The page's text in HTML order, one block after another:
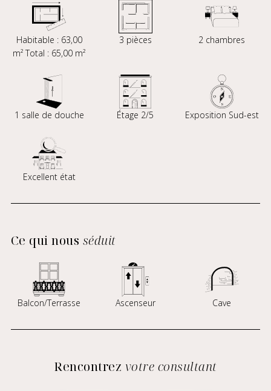
Habitable : 63,00
m² Total : 65,00 m²
3 pièces 2 chambres
1 salle de douche Étage 2/5 Exposition Sud-est
Excellent état
Ce qui nous séduit
Balcon/Terrasse Ascenseur Cave
Rencontrez votre consultant